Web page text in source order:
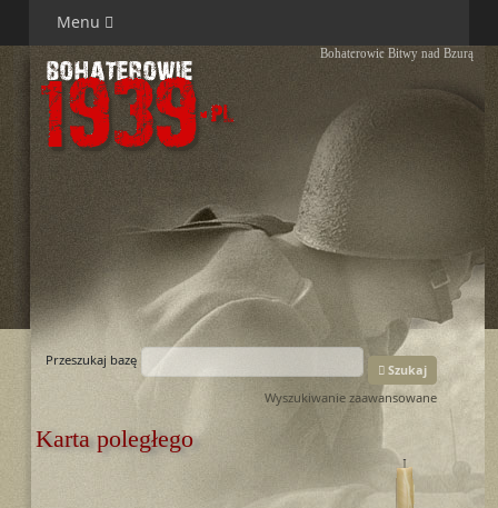
Menu
Bohaterowie Bitwy nad Bzurą
Przeszukaj bazę
Szukaj
Wyszukiwanie zaawansowane
Karta poległego